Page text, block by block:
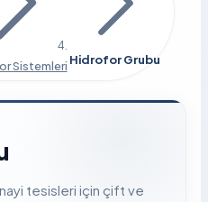
Sistemleri Hidrofor Grubu
tesisleri için çift ve